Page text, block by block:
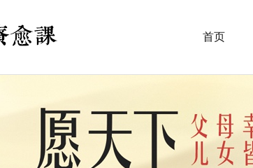
首页